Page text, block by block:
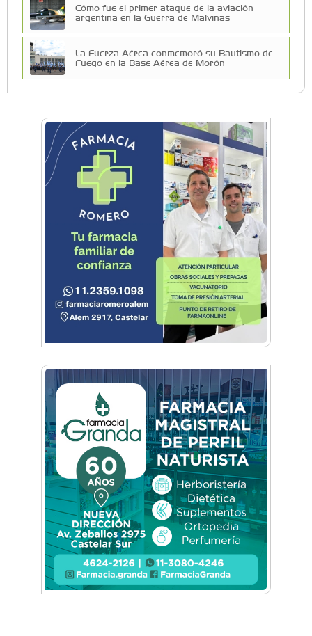
Cómo fue el primer ataque de la aviación
argentina en la Guerra de Malvinas
La Fuerza Aérea conmemoró su Bautismo de
Fuego en la Base Aérea de Morón
El Museo Nacional de Aeronáutica recordó la
Guerra de Malvinas con una visita guiada
especial
Morón: Conocé los aviones que combatieron
en la Guerra de Malvinas
Cielos Abiertos: Morón fue sede del evento que
impulsa la inclusión de la mujer en la aviación
Festival aéreo: El cielo de General Rodríguez se
llenó de aviones
Festival aéreo: llega la Convención en Vuelo de
aviones experimentales
Hangar Zero: Conocé el primer museo
aeronáutico privado del país
Conocé a la Escuadrilla Histórica que opera
desde la Base de Morón